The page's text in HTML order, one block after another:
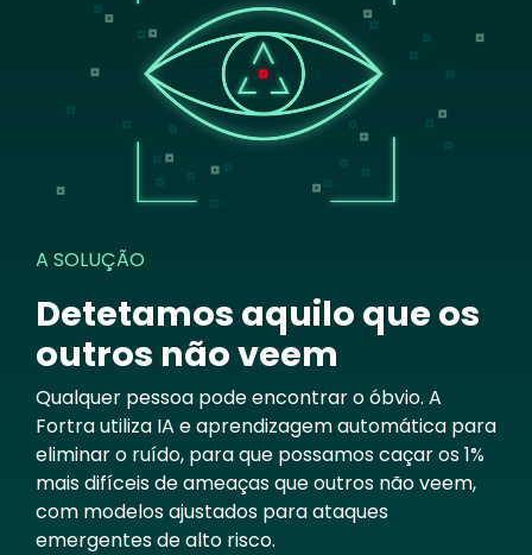
A SOLUÇÃO
Detetamos aquilo que os
outros não veem
Qualquer pessoa pode encontrar o óbvio. A
Fortra utiliza IA e aprendizagem automática para
eliminar o ruído, para que possamos caçar os 1%
mais difíceis de ameaças que outros não veem,
com modelos ajustados para ataques
emergentes de alto risco.